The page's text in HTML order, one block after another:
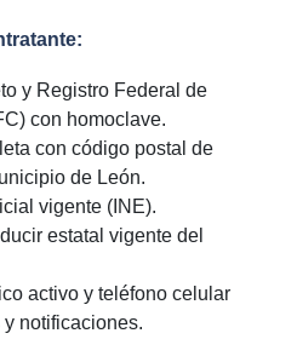
y Registro Federal de
con homoclave.
con código postal de
de León.
vigente (INE).
estatal vigente del
activo y teléfono celular
notificaciones.